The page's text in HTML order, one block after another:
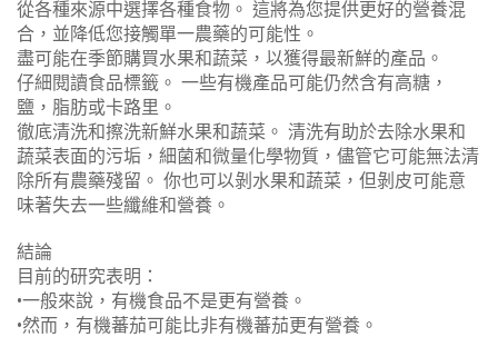
從各種來源中選擇各種食物。 這將為您提供更好的營養混
合，並降低您接觸單一農藥的可能性。
盡可能在季節購買水果和蔬菜，以獲得最新鮮的產品。
仔細閱讀食品標籤。 一些有機產品可能仍然含有高糖，
鹽，脂肪或卡路里。
徹底清洗和擦洗新鮮水果和蔬菜。 清洗有助於去除水果和
蔬菜表面的污垢，細菌和微量化學物質，儘管它可能無法清
除所有農藥殘留。 你也可以剝水果和蔬菜，但剝皮可能意
味著失去一些纖維和營養。
結論
目前的研究表明：
•一般來說，有機食品不是更有營養。
•然而，有機蕃茄可能比非有機蕃茄更有營養。